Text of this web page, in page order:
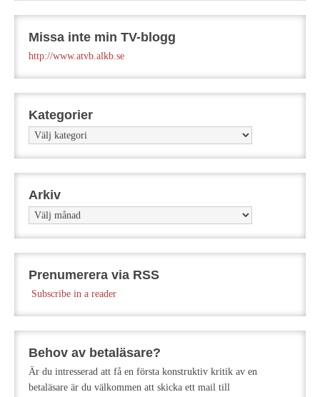
Missa inte min TV-blogg
http://www.atvb.alkb.se
Kategorier
Kategorier
Arkiv
Arkiv
Prenumerera via RSS
Subscribe in a reader
Behov av betaläsare?
Är du intresserad att få en första konstruktiv kritik av en
betaläsare är du välkommen att skicka ett mail till